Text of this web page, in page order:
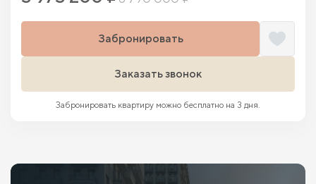
Забронировать
Заказать звонок
Забронировать квартиру можно бесплатно на 3 дня.